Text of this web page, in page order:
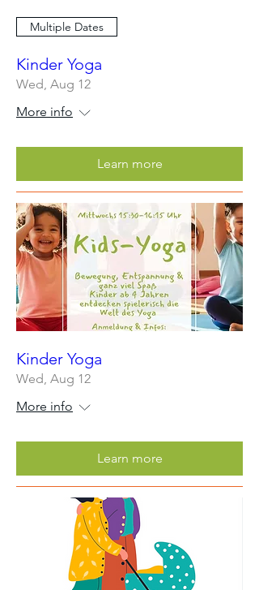
Multiple Dates
Kinder Yoga
Wed, Aug 12
More info
Learn more
Kinder Yoga
Wed, Aug 12
More info
Learn more